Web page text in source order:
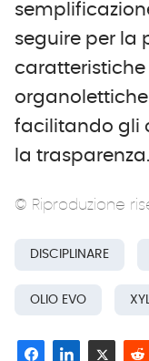
seguire per la
facilitando gli
la trasparenza.
© Riproduzione
DISCIPLINARE
OLIO EVO